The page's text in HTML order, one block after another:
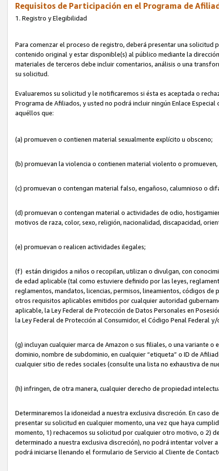
Requisitos de Participación en el Programa de
1. Registro y Elegibilidad
Para comenzar el proceso de registro, deberá presentar una solicitud
contenido original y estar disponible(s) al público mediante la
materiales de terceros debe incluir comentarios, análisis o una
su solicitud.
Evaluaremos su solicitud y le notificaremos si ésta es aceptada o
Programa de Afiliados, y usted no podrá incluir ningún Enlace
aquéllos que:
(a) promueven o contienen material sexualmente explícito u obsceno;
(b) promuevan la violencia o contienen material violento o
(c) promuevan o contengan material falso, engañoso, calumnioso o
(d) promuevan o contengan material o actividades de odio,
motivos de raza, color, sexo, religión, nacionalidad, discapacidad,
(e) promuevan o realicen actividades ilegales;
(f) están dirigidos a niños o recopilan, utilizan o divulgan, con
de edad aplicable (tal como estuviere definido por las leyes,
reglamentos, mandatos, licencias, permisos, lineamientos, códigos
otros requisitos aplicables emitidos por cualquier autoridad
aplicable, la Ley Federal de Protección de Datos Personales en
la Ley Federal de Protección al Consumidor, el Código Penal Federal
(g) incluyan cualquier marca de Amazon o sus filiales, o una variante
dominio, nombre de subdominio, en cualquier “etiqueta” o ID de
cualquier sitio de redes sociales (consulte una lista no exhaustiva de
(h) infringen, de otra manera, cualquier derecho de propiedad
Determinaremos la idoneidad a nuestra exclusiva discreción. En caso
presentar su solicitud en cualquier momento, una vez que haya
momento, 1) rechacemos su solicitud por cualquier otro motivo, o 2)
determinado a nuestra exclusiva discreción), no podrá intentar volver
podrá iniciarse llenando el formulario de Servicio al Cliente de